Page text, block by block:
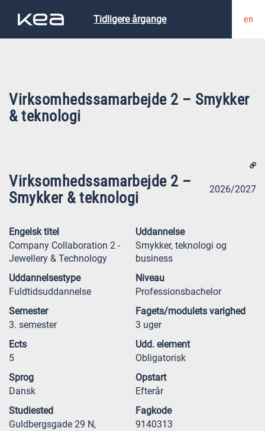
Tidligere årgange en
Virksomhedssamarbejde 2 – Smykker
& teknologi
Virksomhedssamarbejde 2 –
Smykker & teknologi
2026/2027
Engelsk titel
Company Collaboration 2 -
Jewellery & Technology
Uddannelse
Smykker, teknologi og
business
Uddannelsestype
Fuldtidsuddannelse
Niveau
Professionsbachelor
Semester
3. semester
Fagets/modulets varighed
3 uger
Ects
5
Udd. element
Obligatorisk
Sprog
Dansk
Opstart
Efterår
Studiested
Guldbergsgade 29 N,
Fagkode
9140313